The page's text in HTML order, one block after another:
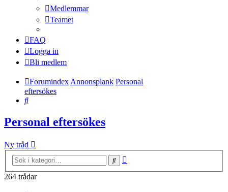
Medlemmar
Teamet
FAQ
Logga in
Bli medlem
Forumindex Annonsplank Personal
eftersökes
Sök
Personal eftersökes
Ny tråd
Sök
264 trådar